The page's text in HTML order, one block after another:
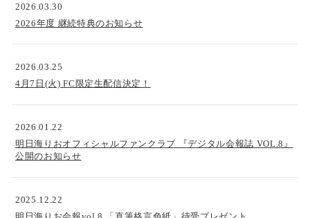
2026.03.30
2026年度 継続特典のお知らせ
2026.03.25
4月7日(火) FC限定生配信決定！
2026.01.22
明日海りおオフィシャルファンクラブ 『デジタル会報誌 VOL.8』
公開のお知らせ
2025.12.22